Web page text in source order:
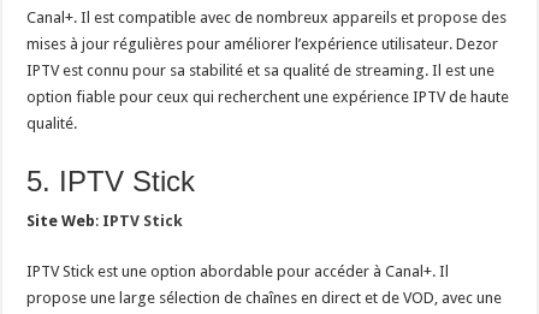
Canal+. Il est compatible avec de nombreux appareils et propose des
mises à jour régulières pour améliorer l’expérience utilisateur. Dezor
IPTV est connu pour sa stabilité et sa qualité de streaming. Il est une
option fiable pour ceux qui recherchent une expérience IPTV de haute
qualité.
5. IPTV Stick
Site Web: IPTV Stick
IPTV Stick est une option abordable pour accéder à Canal+. Il
propose une large sélection de chaînes en direct et de VOD, avec une